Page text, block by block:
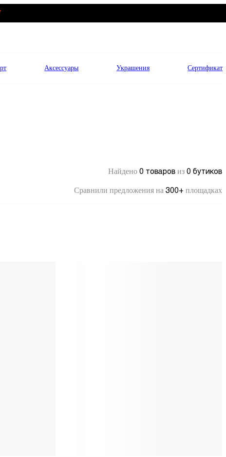
Аксессуары Украшения Сертификат
Найдено 0 товаров из 0 бутиков
Сравнили предложения на 300+ площадках